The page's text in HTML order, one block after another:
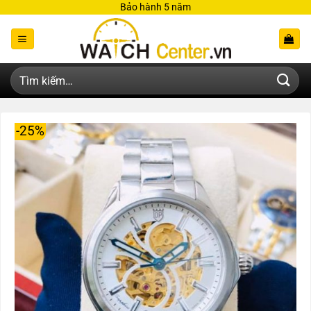
qua
dung
Bảo hành 5 năm
Tìm
kiếm:
-25%